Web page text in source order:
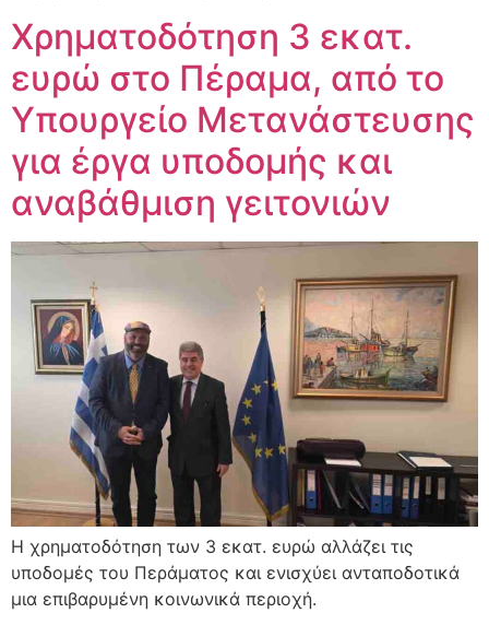
Χρηματοδότηση 3 εκατ.
ευρώ στο Πέραμα, από το
Υπουργείο Μετανάστευσης
για έργα υποδομής και
αναβάθμιση γειτονιών
Η χρηματοδότηση των 3 εκατ. ευρώ αλλάζει τις
υποδομές του Περάματος και ενισχύει ανταποδοτικά
μια επιβαρυμένη κοινωνικά περιοχή.